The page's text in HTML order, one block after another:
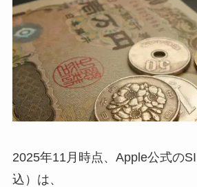
2025年11月時点、Apple公式の
込）は、